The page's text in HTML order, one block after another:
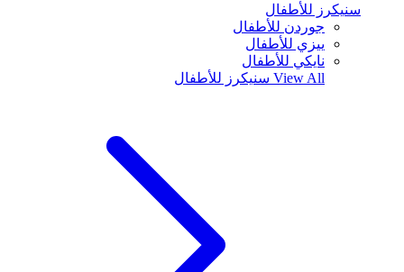
سنيكرز للأطفال
جوردن للأطفال
ييزي للأطفال
نايكي للأطفال
View All سنيكرز للأطفال